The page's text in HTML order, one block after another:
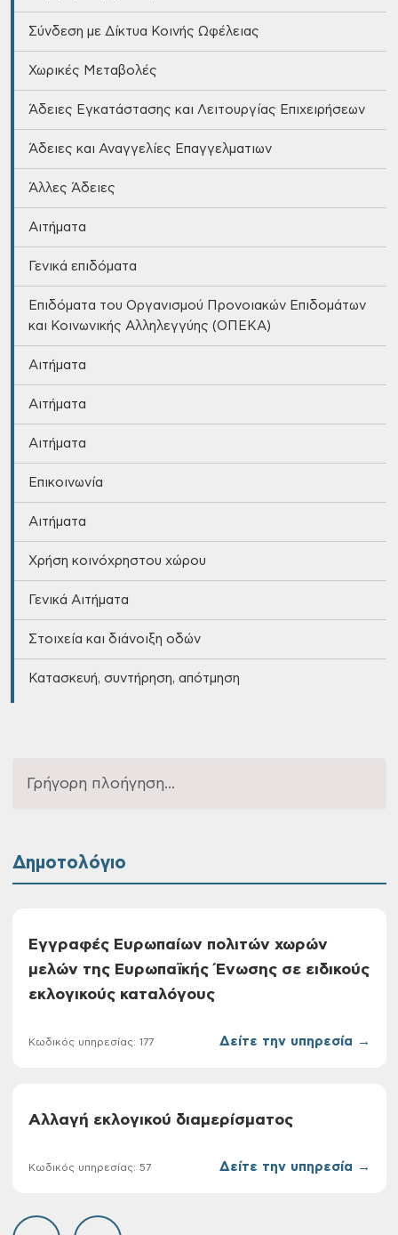
Σύνδεση με Δίκτυα Κοινής Ωφέλειας
Χωρικές Μεταβολές
Άδειες Εγκατάστασης και Λειτουργίας Επιχειρήσεων
Άδειες και Αναγγελίες Επαγγελματιων
Άλλες Άδειες
Αιτήματα
Γενικά επιδόματα
Επιδόματα του Οργανισμού Προνοιακών Επιδομάτων
και Κοινωνικής Αλληλεγγύης (ΟΠΕΚΑ)
Αιτήματα
Αιτήματα
Αιτήματα
Επικοινωνία
Αιτήματα
Χρήση κοινόχρηστου χώρου
Γενικά Αιτήματα
Στοιχεία και διάνοιξη οδών
Κατασκευή, συντήρηση, απότμηση
Δημοτολόγιο
Εγγραφές Ευρωπαίων πολιτών χωρών
μελών της Ευρωπαϊκής Ένωσης σε ειδικούς
εκλογικούς καταλόγους
Κωδικός υπηρεσίας: 177 Δείτε την υπηρεσία →
Αλλαγή εκλογικού διαμερίσματος
Κωδικός υπηρεσίας: 57 Δείτε την υπηρεσία →